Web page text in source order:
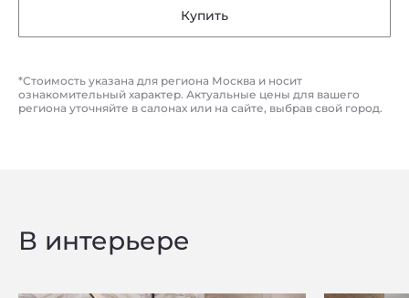
Купить
*Стоимость указана для региона Москва и носит
ознакомительный характер. Актуальные цены для вашего
региона уточняйте в салонах или на сайте, выбрав свой город.
В интерьере